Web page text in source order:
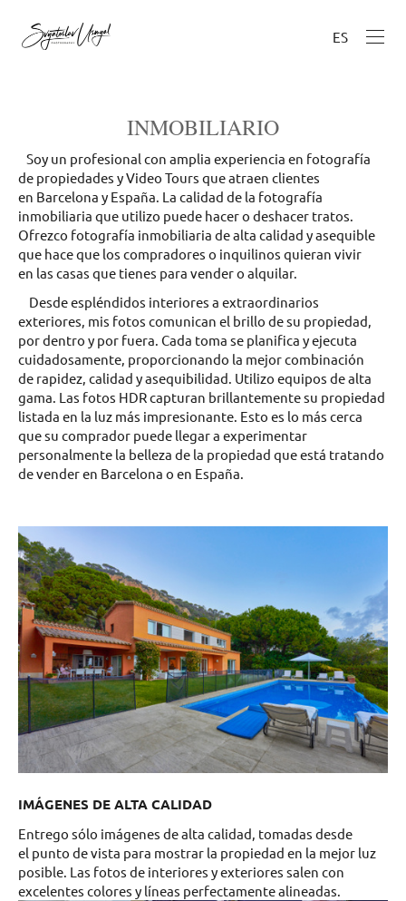
ES
INMOBILIARIO
Soy un profesional con amplia experiencia en fotografía
de propiedades y Video Tours que atraen clientes
en Barcelona y España. La calidad de la fotografía
inmobiliaria que utilizo puede hacer o deshacer tratos.
Ofrezco fotografía inmobiliaria de alta calidad y asequible
que hace que los compradores o inquilinos quieran vivir
en las casas que tienes para vender o alquilar.
Desde espléndidos interiores a extraordinarios
exteriores, mis fotos comunican el brillo de su propiedad,
por dentro y por fuera. Cada toma se planifica y ejecuta
cuidadosamente, proporcionando la mejor combinación
de rapidez, calidad y asequibilidad. Utilizo equipos de alta
gama. Las fotos HDR capturan brillantemente su propiedad
listada en la luz más impresionante. Esto es lo más cerca
que su comprador puede llegar a experimentar
personalmente la belleza de la propiedad que está tratando
de vender en Barcelona o en España.
IMÁGENES DE ALTA CALIDAD
Entrego sólo imágenes de alta calidad, tomadas desde
el punto de vista para mostrar la propiedad en la mejor luz
posible. Las fotos de interiores y exteriores salen con
excelentes colores y líneas perfectamente alineadas.